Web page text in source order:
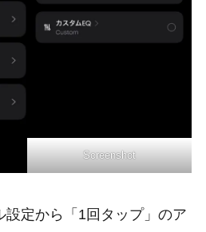
Screenshot
設定から「1回タップ」のア